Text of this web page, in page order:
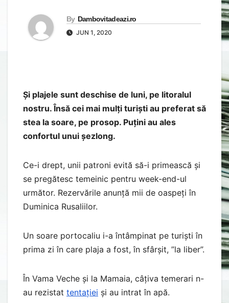
By Dambovitadeazi.ro
JUN 1, 2020
Și plajele sunt deschise de luni, pe litoralul
nostru. Însă cei mai mulți turiști au preferat să
stea la soare, pe prosop. Puțini au ales
confortul unui șezlong.
Ce-i drept, unii patroni evită să-i primească și
se pregătesc temeinic pentru week-end-ul
următor. Rezervările anunță mii de oaspeți în
Duminica Rusaliilor.
Un soare portocaliu i-a întâmpinat pe turiști în
prima zi în care plaja a fost, în sfârșit, ”la liber”.
În Vama Veche și la Mamaia, câțiva temerari n-
au rezistat tentației și au intrat în apă.